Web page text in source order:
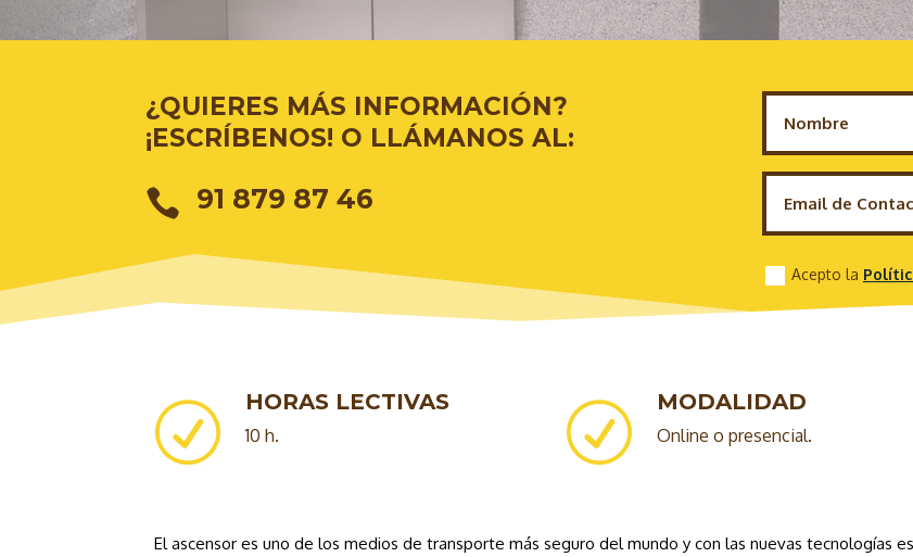
¿QUIERES MÁS INFORMACIÓN?
¡ESCRÍBENOS! O LLÁMANOS AL:
 91 879 87 46
Acepto la
R HORAS LECTIVAS
10 h. R MODALIDAD
Online o presencial.
El ascensor es uno de los medios de transporte más seguro del mundo y con las nuevas tecnologías